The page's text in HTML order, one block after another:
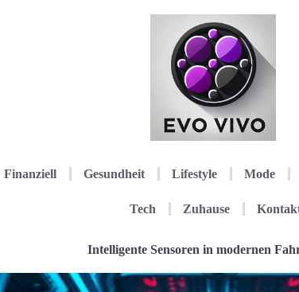
Finanziell Gesundheit Lifestyle Mode
Tech Zuhause
Intelligente Sensoren in modernen